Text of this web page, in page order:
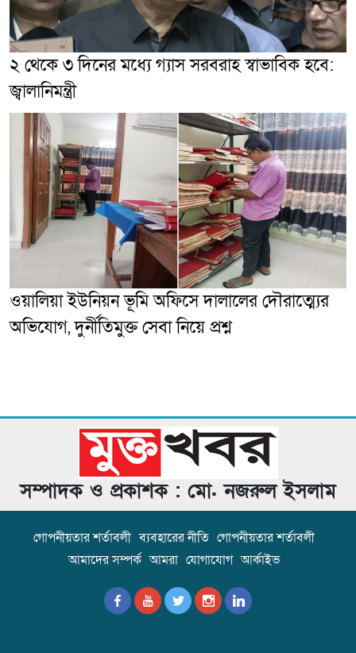
২ থেকে ৩ দিনের মধ্যে গ্যাস সরবরাহ স্বাভাবিক হবে:
জ্বালানিমন্ত্রী
ওয়ালিয়া ইউনিয়ন ভূমি অফিসে দালালের দৌরাত্ম্যের
অভিযোগ, দুর্নীতিমুক্ত সেবা নিয়ে প্রশ্ন
সম্পাদক ও প্রকাশক : মো. নজরুল ইসলাম
গোপনীয়তার শর্তাবলী ব্যবহারের নীতি গোপনীয়তার শর্তাবলী
আমাদের সম্পর্ক আমরা যোগাযোগ আর্কাইভ